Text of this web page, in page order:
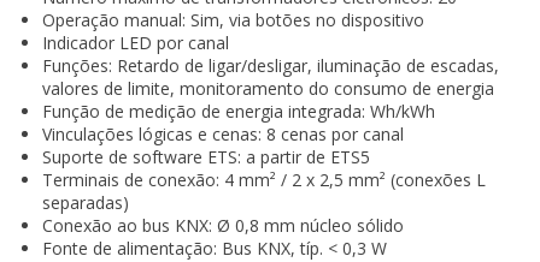
Operação manual: Sim, via botões no dispositivo
Indicador LED por canal
Funções: Retardo de ligar/desligar, iluminação de escadas,
valores de limite, monitoramento do consumo de energia
Função de medição de energia integrada: Wh/kWh
Vinculações lógicas e cenas: 8 cenas por canal
Suporte de software ETS: a partir de ETS5
Terminais de conexão: 4 mm² / 2 x 2,5 mm² (conexões L
separadas)
Conexão ao bus KNX: Ø 0,8 mm núcleo sólido
Fonte de alimentação: Bus KNX, típ. < 0,3 W